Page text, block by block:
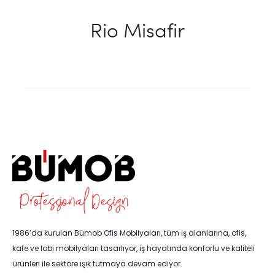
Rio Misafir
1986’da kurulan Bümob Ofis Mobilyaları, tüm iş alanlarına, ofis,
kafe ve lobi mobilyaları tasarlıyor, iş hayatında konforlu ve kaliteli
ürünleri ile sektöre ışık tutmaya devam ediyor.